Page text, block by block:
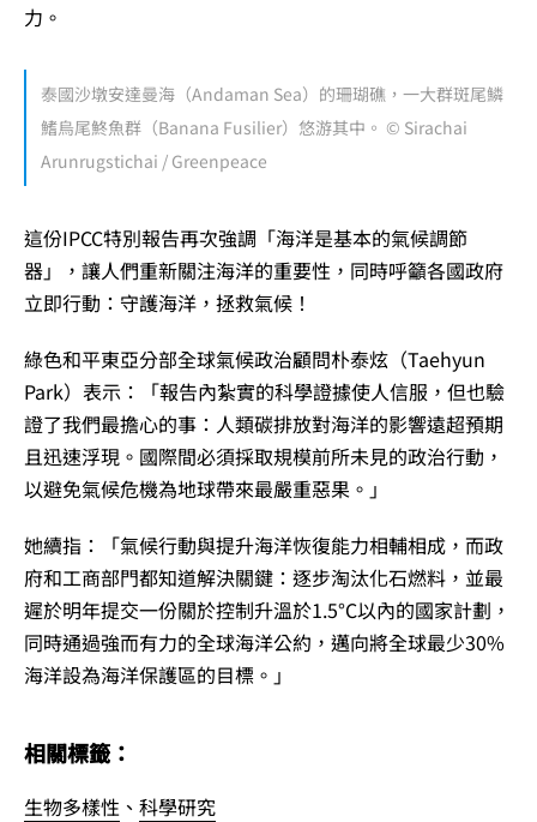
力。
泰國沙墩安達曼海（Andaman Sea）的珊瑚礁，一大群斑尾鱗
鰭烏尾鮗魚群（Banana Fusilier）悠游其中。 © Sirachai
Arunrugstichai / Greenpeace
這份IPCC特別報告再次強調「海洋是基本的氣候調節
器」，讓人們重新關注海洋的重要性，同時呼籲各國政府
立即行動：守護海洋，拯救氣候！
綠色和平東亞分部全球氣候政治顧問朴泰炫（Taehyun
Park）表示：「報告內紮實的科學證據使人信服，但也驗
證了我們最擔心的事：人類碳排放對海洋的影響遠超預期
且迅速浮現。國際間必須採取規模前所未見的政治行動，
以避免氣候危機為地球帶來最嚴重惡果。」
她續指：「氣候行動與提升海洋恢復能力相輔相成，而政
府和工商部門都知道解決關鍵：逐步淘汰化石燃料，並最
遲於明年提交一份關於控制升溫於1.5°C以內的國家計劃，
同時通過強而有力的全球海洋公約，邁向將全球最少30%
海洋設為海洋保護區的目標。」
相關標籤：
生物多樣性 、 科學研究